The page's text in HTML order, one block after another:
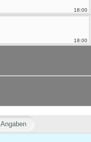
Angaben
18:00
18:00